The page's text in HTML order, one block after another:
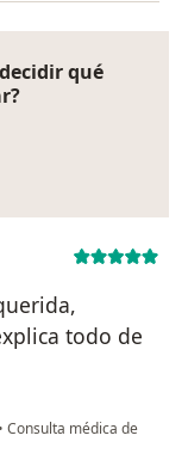
qué
todo de
• Consulta médica de